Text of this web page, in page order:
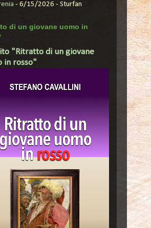
- 6/15/2026 - Sturfan
di un giovane uomo in
"Ritratto di un giovane
in rosso"